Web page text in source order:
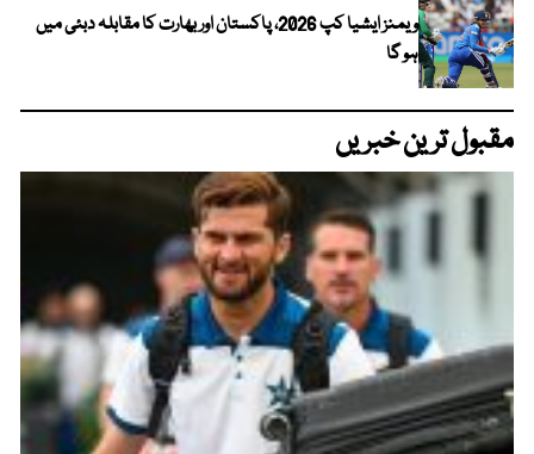
ویمنز ایشیا کپ 2026، پاکستان اور بھارت کا مقابلہ دبئی میں
ہو گا
مقبول ترین خبریں